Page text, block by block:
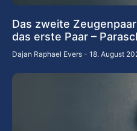
Das zweite
das erste Paar –
Dajan Raphael Evers 18. August